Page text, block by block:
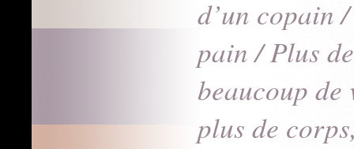
d’un copain
pain / Plus
beaucoup
plus de